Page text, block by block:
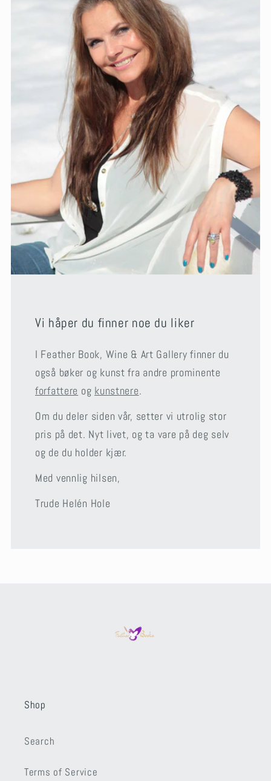
Vi håper du finner noe du liker
I Feather Book, Wine & Art Gallery finner du
også bøker og kunst fra andre prominente
forfattere og kunstnere.
Om du deler siden vår, setter vi utrolig stor
pris på det. Nyt livet, og ta vare på deg selv
og de du holder kjær.
Med vennlig hilsen,
Trude Helén Hole
Shop
Search
Terms of Service